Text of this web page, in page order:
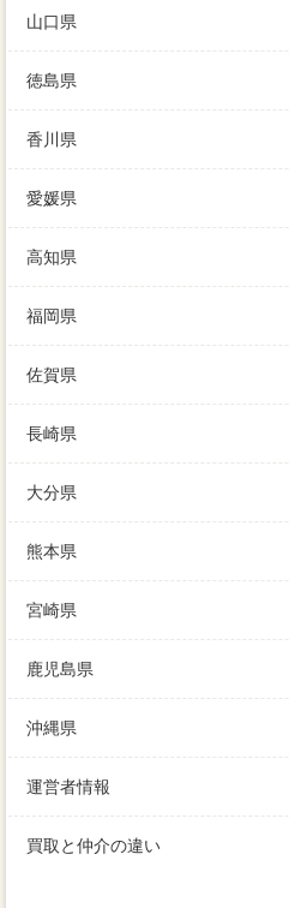
山口県
徳島県
香川県
愛媛県
高知県
福岡県
佐賀県
長崎県
大分県
熊本県
宮崎県
鹿児島県
沖縄県
運営者情報
買取と仲介の違い